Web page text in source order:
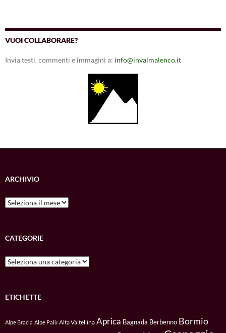
VUOI COLLABORARE?
Invia testi, commenti e immagini a: info@invalmalenco.it
ARCHIVIO
Archivio
CATEGORIE
Categorie
ETICHETTE
Alpe Bracia Alpe Palù Alta Valtellina Aprica Bagnada Berbenno Bormio